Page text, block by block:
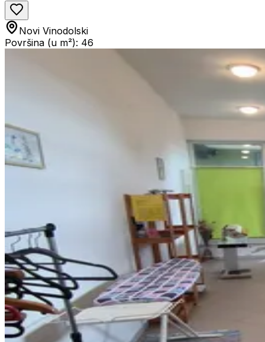
Novi Vinodolski
Površina (u m²): 46